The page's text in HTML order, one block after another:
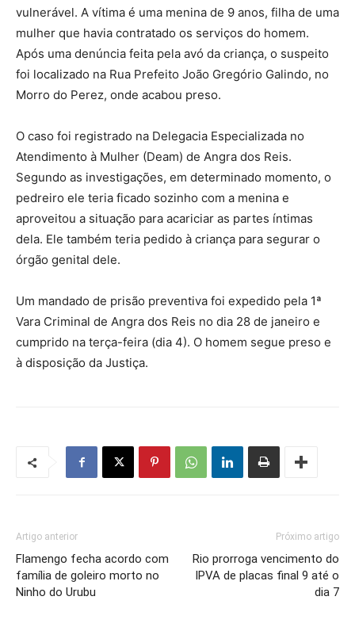
vulnerável. A vítima é uma menina de 9 anos, filha de uma
mulher que havia contratado os serviços do homem.
Após uma denúncia feita pela avó da criança, o suspeito
foi localizado na Rua Prefeito João Gregório Galindo, no
Morro do Perez, onde acabou preso.
O caso foi registrado na Delegacia Especializada no
Atendimento à Mulher (Deam) de Angra dos Reis.
Segundo as investigações, em determinado momento, o
pedreiro ele teria ficado sozinho com a menina e
aproveitou a situação para acariciar as partes íntimas
dela. Ele também teria pedido à criança para segurar o
órgão genital dele.
Um mandado de prisão preventiva foi expedido pela 1ª
Vara Criminal de Angra dos Reis no dia 28 de janeiro e
cumprido na terça-feira (dia 4). O homem segue preso e
à disposição da Justiça.
Artigo anterior
Flamengo fecha acordo com
família de goleiro morto no
Ninho do Urubu
Próximo artigo
Rio prorroga vencimento do
IPVA de placas final 9 até o
dia 7